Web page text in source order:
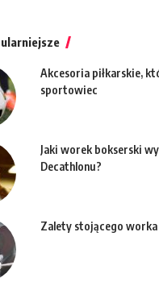
Akcesoria piłkarskie,
sportowiec
Jaki worek bokserski
Decathlonu?
Zalety stojącego